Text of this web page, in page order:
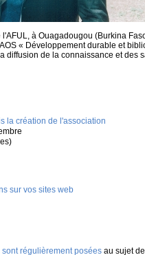
à Ouagadougou (Burkina
« Développement durable et
diffusion de la connaissance et des
la création de l'association
sur vos sites web
régulièrement posées au sujet